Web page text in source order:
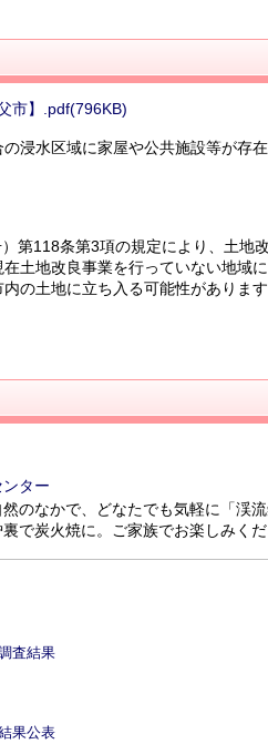
市】.pdf(796KB)
浸水区域に家屋や公共施設等が存
第118条第3項の規定により、土地
土地改良事業を行っていない地域
の土地に立ち入る可能性があります
ター
のなかで、どなたでも気軽に「渓
で炭火焼に。ご家族でお楽しみくだ
査結果
果公表